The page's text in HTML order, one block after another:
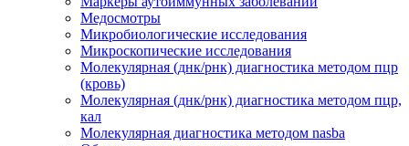
Медосмотры
Микробиологические исследования
Микроскопические исследования
Молекулярная (днк/рнк) диагностика методом пцр
(кровь)
Молекулярная (днк/рнк) диагностика методом пцр,
кал
Молекулярная диагностика методом nasba